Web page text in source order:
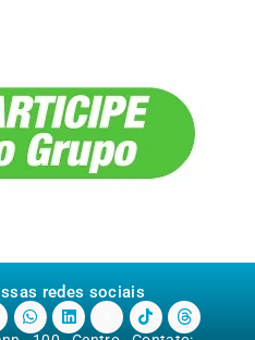
redes sociais